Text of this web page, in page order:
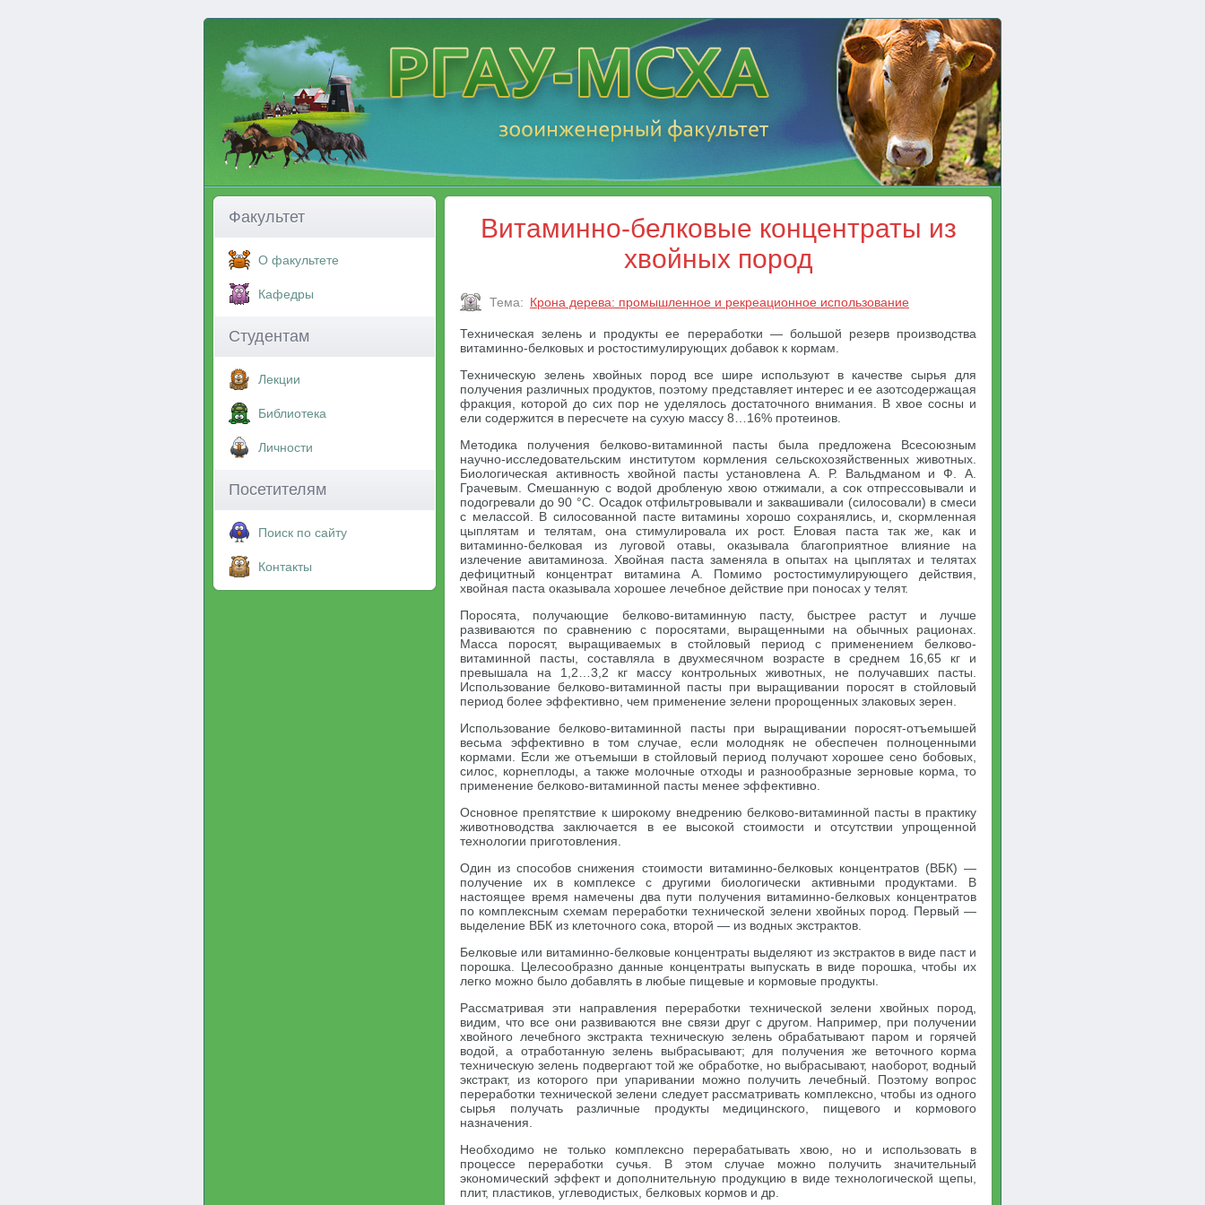
Факультет
О факультете
Кафедры
Студентам
Лекции
Библиотека
Личности
Посетителям
Поиск по сайту
Контакты
Витаминно-белковые концентраты из
хвойных пород
Тема: Крона дерева: промышленное и рекреационное использование
Техническая зелень и продукты ее переработки — большой резерв производства
витаминно-белковых и ростостимулирующих добавок к кормам.
Техническую зелень хвойных пород все шире используют в качестве сырья для
получения различных продуктов, поэтому представляет интерес и ее азотсодержащая
фракция, которой до сих пор не уделялось достаточного внимания. В хвое сосны и
ели содержится в пересчете на сухую массу 8…16% протеинов.
Методика получения белково-витаминной пасты была предложена Всесоюзным
научно-исследовательским институтом кормления сельскохозяйственных животных.
Биологическая активность хвойной пасты установлена А. Р. Вальдманом и Ф. А.
Грачевым. Смешанную с водой дробленую хвою отжимали, а сок отпрессовывали и
подогревали до 90 °С. Осадок отфильтровывали и заквашивали (силосовали) в смеси
с мелассой. В силосованной пасте витамины хорошо сохранялись, и, скормленная
цыплятам и телятам, она стимулировала их рост. Еловая паста так же, как и
витаминно-белковая из луговой отавы, оказывала благоприятное влияние на
излечение авитаминоза. Хвойная паста заменяла в опытах на цыплятах и телятах
дефицитный концентрат витамина А. Помимо ростостимулирующего действия,
хвойная паста оказывала хорошее лечебное действие при поносах у телят.
Поросята, получающие белково-витаминную пасту, быстрее растут и лучше
развиваются по сравнению с поросятами, выращенными на обычных рационах.
Масса поросят, выращиваемых в стойловый период с применением белково-
витаминной пасты, составляла в двухмесячном возрасте в среднем 16,65 кг и
превышала на 1,2…3,2 кг массу контрольных животных, не получавших пасты.
Использование белково-витаминной пасты при выращивании поросят в стойловый
период более эффективно, чем применение зелени пророщенных злаковых зерен.
Использование белково-витаминной пасты при выращивании поросят-отъемышей
весьма эффективно в том случае, если молодняк не обеспечен полноценными
кормами. Если же отъемыши в стойловый период получают хорошее сено бобовых,
силос, корнеплоды, а также молочные отходы и разнообразные зерновые корма, то
применение белково-витаминной пасты менее эффективно.
Основное препятствие к широкому внедрению белково-витаминной пасты в практику
животноводства заключается в ее высокой стоимости и отсутствии упрощенной
технологии приготовления.
Один из способов снижения стоимости витаминно-белковых концентратов (ВБК) —
получение их в комплексе с другими биологически активными продуктами. В
настоящее время намечены два пути получения витаминно-белковых концентратов
по комплексным схемам переработки технической зелени хвойных пород. Первый —
выделение ВБК из клеточного сока, второй — из водных экстрактов.
Белковые или витаминно-белковые концентраты выделяют из экстрактов в виде паст и
порошка. Целесообразно данные концентраты выпускать в виде порошка, чтобы их
легко можно было добавлять в любые пищевые и кормовые продукты.
Рассматривая эти направления переработки технической зелени хвойных пород,
видим, что все они развиваются вне связи друг с другом. Например, при получении
хвойного лечебного экстракта техническую зелень обрабатывают паром и горячей
водой, а отработанную зелень выбрасывают; для получения же веточного корма
техническую зелень подвергают той же обработке, но выбрасывают, наоборот, водный
экстракт, из которого при упаривании можно получить лечебный. Поэтому вопрос
переработки технической зелени следует рассматривать комплексно, чтобы из одного
сырья получать различные продукты медицинского, пищевого и кормового
назначения.
Необходимо не только комплексно перерабатывать хвою, но и использовать в
процессе переработки сучья. В этом случае можно получить значительный
экономический эффект и дополнительную продукцию в виде технологической щепы,
плит, пластиков, углеводистых, белковых кормов и др.